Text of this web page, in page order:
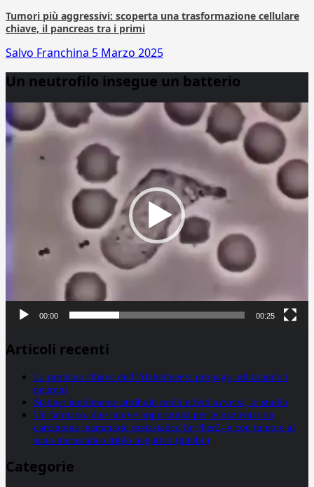
Tumori più aggressivi: scoperta una trasformazione cellulare
chiave, il pancreas tra i primi
Salvo Franchina 5 Marzo 2025
Un neutrofilo insegue un batterio
Player
00:00 00:25
Articoli recenti
La proteina chiave dell’Alzheimer si propaga utilizzando i
neuroni
Statine: inutilmente attribuiti molti effetti avversi, lo studio
Un farmaco, due nuove opportunità per le pazienti con
carcinoma mammario metastatico hr+/her2- e con tumore al
seno metastatico triplo negativo (mtnbc)
Categorie